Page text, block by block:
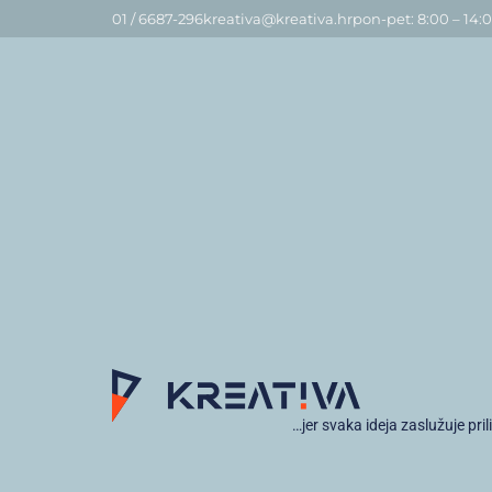
01 / 6687-296kreativa@kreativa.hrpon-pet: 8:00 –
…jer svaka ideja zaslužuje